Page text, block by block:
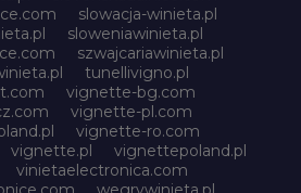
slowacja-winieta.pl
sloweniawinieta.pl
szwajcariawinieta.pl
tunellivigno.pl
vignette-bg.com
vignette-pl.com
vignette-ro.com
vignette.pl
vignettepoland.pl
vinietaelectronica.com